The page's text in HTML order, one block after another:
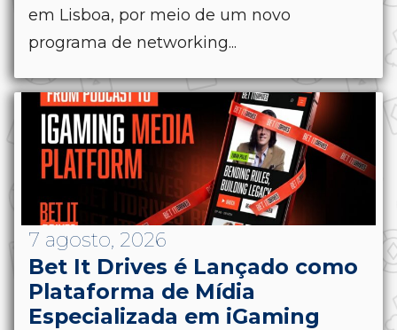
em Lisboa, por meio de um novo
programa de networking...
7 agosto, 2026
Bet It Drives é Lançado como
Plataforma de Mídia
Especializada em iGaming